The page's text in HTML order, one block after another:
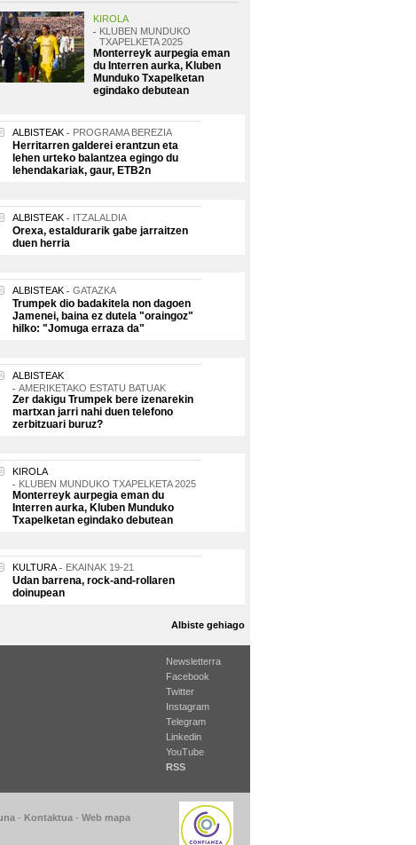
KIROLA
KLUBEN MUNDUKO
TXAPELKETA 2025
Monterreyk aurpegia eman
du Interren aurka, Kluben
Munduko Txapelketan
egindako debutean
ALBISTEAK PROGRAMA BEREZIA
Herritarren galderei erantzun eta
lehen urteko balantzea egingo du
lehendakariak, gaur, ETB2n
ALBISTEAK ITZALALDIA
Orexa, estaldurarik gabe jarraitzen
duen herria
ALBISTEAK GATAZKA
Trumpek dio badakitela non dagoen
Jamenei, baina ez dutela "oraingoz"
hilko: "Jomuga erraza da"
ALBISTEAK
AMERIKETAKO ESTATU BATUAK
Zer dakigu Trumpek bere izenarekin
martxan jarri nahi duen telefono
zerbitzuari buruz?
KIROLA
KLUBEN MUNDUKO TXAPELKETA 2025
Monterreyk aurpegia eman du
Interren aurka, Kluben Munduko
Txapelketan egindako debutean
KULTURA EKAINAK 19-21
Udan barrena, rock-and-rollaren
doinupean
Albiste gehiago
Newsletterra
Facebook
Twitter
Instagram
Telegram
Linkedin
YouTube
RSS
- Kontaktua - Web mapa